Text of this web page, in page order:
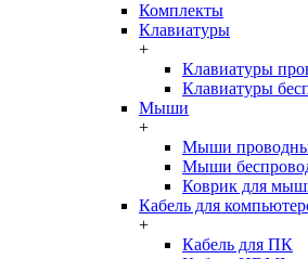
Комплекты
Клавиатуры
+
Клавиатуры
Клавиатуры
Мыши
+
Мыши
Мыши
Коврик для
Кабель для
+
Кабель для ПК